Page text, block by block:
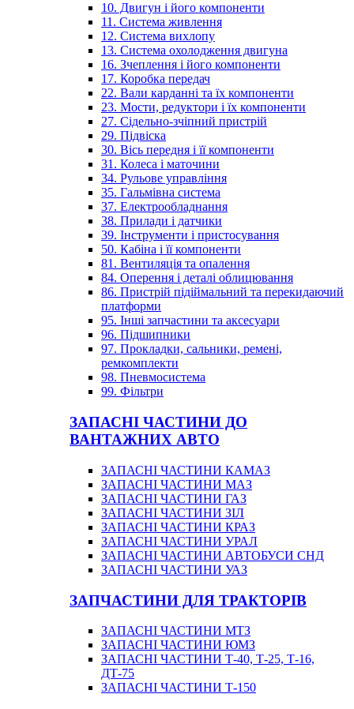
10. Двигун і його компоненти
11. Система живлення
12. Система вихлопу
13. Система охолодження двигуна
16. Зчеплення і його компоненти
17. Коробка передач
22. Вали карданні та їх компоненти
23. Мости, редуктори і їх компоненти
27. Сідельно-зчіпний пристрій
29. Підвіска
30. Вісь передня і її компоненти
31. Колеса і маточини
34. Рульове управління
35. Гальмівна система
37. Електрообладнання
38. Прилади і датчики
39. Інструменти і пристосування
50. Кабіна і її компоненти
81. Вентиляція та опалення
84. Оперення і деталі облицювання
86. Пристрій підіймальний та перекидаючий
платформи
95. Інші запчастини та аксесуари
96. Підшипники
97. Прокладки, сальники, ремені,
ремкомплекти
98. Пневмосистема
99. Фільтри
ЗАПАСНІ ЧАСТИНИ ДО
ВАНТАЖНИХ АВТО
ЗАПАСНІ ЧАСТИНИ КАМАЗ
ЗАПАСНІ ЧАСТИНИ МАЗ
ЗАПАСНІ ЧАСТИНИ ГАЗ
ЗАПАСНІ ЧАСТИНИ ЗІЛ
ЗАПАСНІ ЧАСТИНИ КРАЗ
ЗАПАСНІ ЧАСТИНИ УРАЛ
ЗАПАСНІ ЧАСТИНИ АВТОБУСИ СНД
ЗАПАСНІ ЧАСТИНИ УАЗ
ЗАПЧАСТИНИ ДЛЯ ТРАКТОРІВ
ЗАПАСНІ ЧАСТИНИ МТЗ
ЗАПАСНІ ЧАСТИНИ ЮМЗ
ЗАПАСНІ ЧАСТИНИ Т-40, Т-25, Т-16,
ДТ-75
ЗАПАСНІ ЧАСТИНИ Т-150